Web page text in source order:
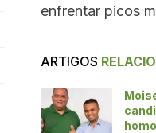
enfrentar picos
ARTIGOS